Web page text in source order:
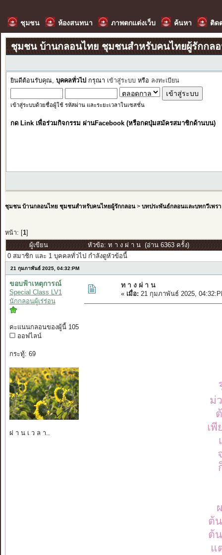
ชุมชน ห้องสนทนา ภาพตกแต่งเว็บ ค้นหา ติด
ชุมชน บ้านกลอนไทย ชุมชนสำหรับคนไทยผู้รักกล
ยินดีต้อนรับคุณ, บุคคลทั่วไป กรุณา เข้าสู่ระบบ หรือ ลงทะเบียน
เข้าสู่ระบบด้วยชื่อผู้ใช้ รหัสผ่าน และระยะเวลาในเซสชั่น
กด Link เพื่อร่วมกิจกรรม ผ่านFacebook (หรือกดปุ่มสมัครสมาชิกด้านบน)
ชุมชน บ้านกลอนไทย ชุมชนสำหรับคนไทยผู้รักกลอน> บทประพันธ์กลอนและบทกวีเพรา
หน้า: [ 1]
ผู้เขียน
หัวข้อ: ท า ง ผ่ า น (อ่าน 6363 ครั้ง)
0 สมาชิก และ 1 บุคคลทั่วไป กำลังดูหัวข้อนี้
21 กุมภาพันธ์ 2025, 04:32:PM
ขอบฟ้าเหตุการณ์
Special Class LV1
นักกลอนผู้เร่ร่อน
คะแนนกลอนของผู้นี้ 105
ออฟไลน์
กระทู้: 69
ผ่ า น เ ว ล า..
ท า ง ผ่ า น
« เมื่อ: 21 กุมภาพันธ์ 2025,
ม่
เ
ต้
ต้
แ